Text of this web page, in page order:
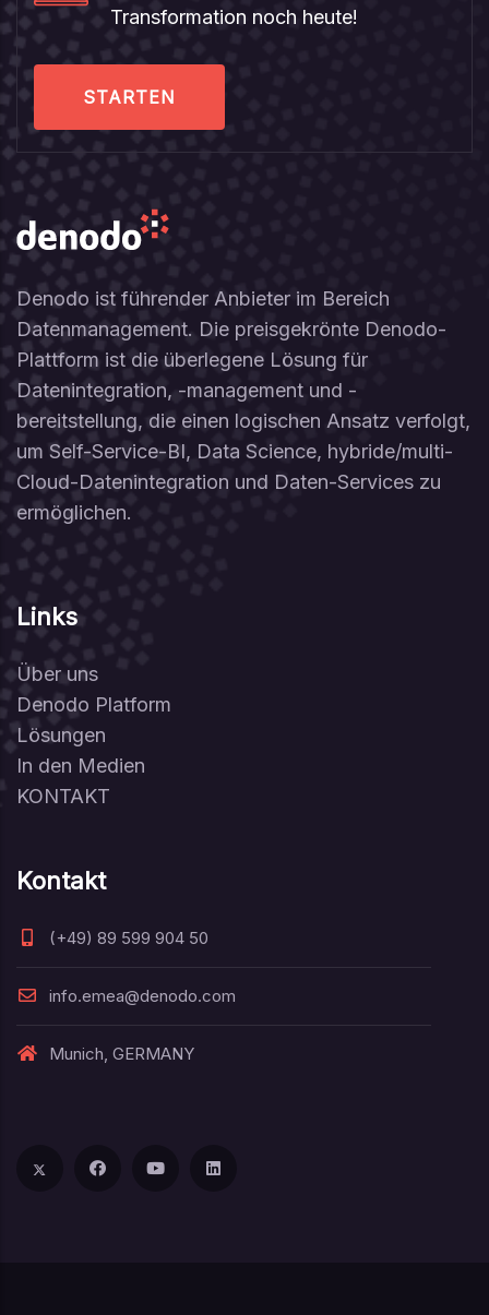
Transformation noch heute!
STARTEN
Denodo ist führender Anbieter im Bereich
Datenmanagement. Die preisgekrönte Denodo-
Plattform ist die überlegene Lösung für
Datenintegration, -management und -
bereitstellung, die einen logischen Ansatz verfolgt,
um Self-Service-BI, Data Science, hybride/multi-
Cloud-Datenintegration und Daten-Services zu
ermöglichen.
Links
Über uns
Denodo Platform
Lösungen
In den Medien
KONTAKT
Kontakt
(+49) 89 599 904 50
info.emea@denodo.com
Munich, GERMANY